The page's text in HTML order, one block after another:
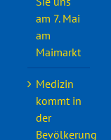
am 7. Mai
am
Maimarkt
Medizin
kommt in
der
Bevölkerung